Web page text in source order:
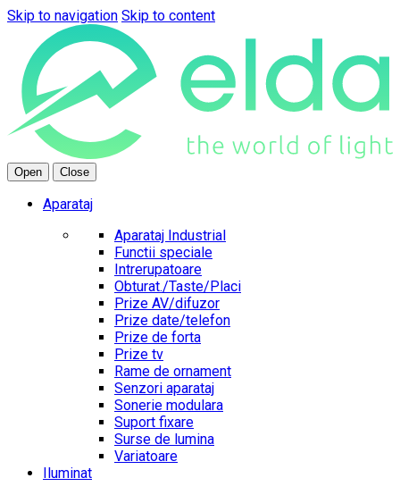
Skip to navigation Skip to content
Open Close
Aparataj
Aparataj Industrial
Functii speciale
Intrerupatoare
Obturat./Taste/Placi
Prize AV/difuzor
Prize date/telefon
Prize de forta
Prize tv
Rame de ornament
Senzori aparataj
Sonerie modulara
Suport fixare
Surse de lumina
Variatoare
Iluminat